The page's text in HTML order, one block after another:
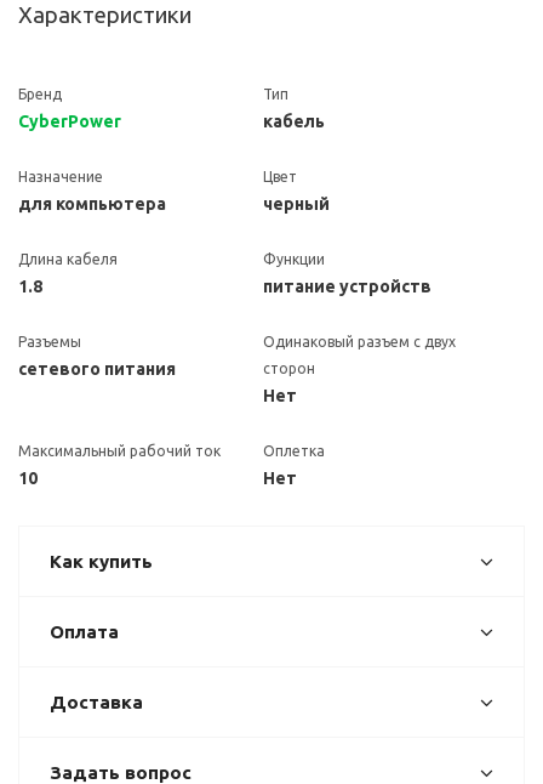
Характеристики
Бренд
CyberPower
Тип
кабель
Назначение
для компьютера
Цвет
черный
Длина кабеля
1.8
Функции
питание устройств
Разъемы
сетевого питания
Одинаковый разъем с двух
сторон
Нет
Максимальный рабочий ток
10
Оплетка
Нет
Как купить
Оплата
Доставка
Задать вопрос